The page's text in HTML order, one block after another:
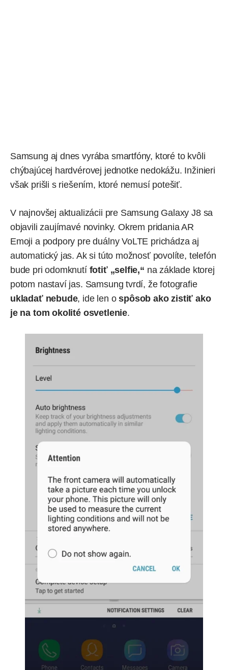
Samsung aj dnes vyrába smartfóny, ktoré to kvôli
chýbajúcej hardvérovej jednotke nedokážu. Inžinieri
však prišli s riešením, ktoré nemusí potešiť.
V najnovšej aktualizácii pre Samsung Galaxy J8 sa
objavili zaujímavé novinky. Okrem pridania AR
Emoji a podpory pre duálny VoLTE prichádza aj
automatický jas. Ak si túto možnosť povolíte, telefón
bude pri odomknutí fotiť „selfie,“ na základe ktorej
potom nastaví jas. Samsung tvrdí, že fotografie
ukladať nebude, ide len ospôsob ako zistiť ako
je na tom okolité osvetlenie.